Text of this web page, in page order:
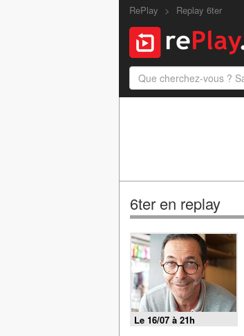
RePlay Replay 6ter
6ter en replay
Le 16/07 à 21h